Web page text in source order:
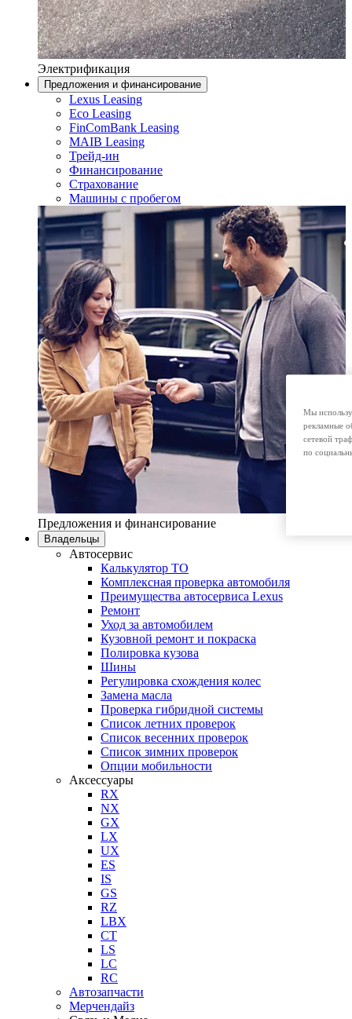
Электрификация
Предложения и финансирование
Lexus Leasing
Eco Leasing
FinComBank Leasing
MAIB Leasing
Трейд-ин
Финансирование
Страхование
Машины с пробегом
Предложения и финансирование
Владельцы
Автосервис
Калькулятор ТО
Комплексная проверка автомобиля
Преимущества автосервиса Lexus
Ремонт
Уход за автомобилем
Кузовной ремонт и покраска
Полировка кузова
Шины
Регулировка схождения колес
Замена масла
Проверка гибридной системы
Список летних проверок
Список весенних проверок
Список зимних проверок
Опции мобильности
Аксессуары
RX
NX
GX
LX
UX
ES
IS
GS
RZ
LBX
CT
LS
LC
RC
Автозапчасти
Мерчендайз
Мы
рекламные
сетевой
по